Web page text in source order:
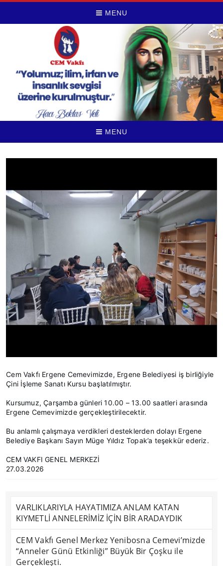
MENU
MENU
Cem Vakfı Ergene Cemevimizde, Ergene Belediyesi iş birliğiyle
Çini İşleme Sanatı Kursu başlatılmıştır.
Kursumuz, Çarşamba günleri 10.00 – 13.00 saatleri arasında
Ergene Cemevimizde gerçekleştirilecektir.
Bu anlamlı çalışmaya verdikleri desteklerden dolayı Ergene
Belediye Başkanı Sayın Müge Yıldız Topak’a teşekkür ederiz.
CEM VAKFI GENEL MERKEZİ
27.03.2026
VARLIKLARIYLA HAYATIMIZA ANLAM KATAN
KIYMETLİ ANNELERİMİZ İÇİN BİR ARADAYDIK
CEM Vakfı Genel Merkez Yenibosna Cemevi’mizde
“Anneler Günü Etkinliği” Büyük Bir Çoşku ile
Gerçekleşti.